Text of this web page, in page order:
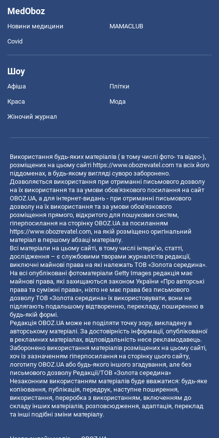
MedOboz
Новини медицини MAMACLUB
Covid
Шоу
Афіша Плітки
Краса Мода
Жіночий журнал
Використання будь-яких матеріалів ( в тому числі фото- та відео-),
розміщених на цьому сайті https://www.obozrevatel.com та всіх його
піддоменах, в будь-якому вигляді суворо заборонено.
Дозволяється використання при отриманні письмового дозволу
на їх використання та за умови обов'язкового посилання на сайт
OBOZ.UA, а для інтернет-видань - при отриманні письмового
дозволу на їх використання та за умови обов'язкового
розміщення прямого, відкритого для пошукових систем,
гіперпосилання на сторінку OBOZ.UA за посиланням
https://www.obozrevatel.com, на якій розміщено оригінальний
матеріал в першому абзаці матеріалу.
Всі матеріали на цьому сайті, в тому числі інтерв’ю, статті,
дослідження – є службовими творами журналістів редакції,
виключні майнові права на які належать ТОВ «Золота середина».
На всі опубліковані фотоматеріали Getty Images редакція має
майнові права, які захищаються законом України «Про авторські
права та суміжні права», ніхто не має права без письмового
дозволу ТОВ «Золота середина» їх використовувати, вони не
підлягають подальшому відтворенню, перекладу, поширенню в
будь-якій формі.
Редакція OBOZ.UA може не поділяти точку зору, викладену в
авторському матеріалі. За достовірність інформації, опублікованої
в рекламних матеріалах, відповідальність несе рекламодавець.
Заборонено використання матеріалів розміщених на цьому сайті,
хоч із зазначенням гіперпосилання на сторінку цього сайту,
логотипу OBOZ.UA або будь-якого іншого згадування, але без
письмового дозволу Редакції/ТОВ «Золота середина»
Незаконним використанням матеріалів буде вважатися: будь-яке
копiювання, публiкацiя, передрук, наступне поширення,
використання, переробка з використанням, включенням до
складу інших матеріалів, розповсюдження, адаптація, переклад
та інші подібні зміни матеріалу.